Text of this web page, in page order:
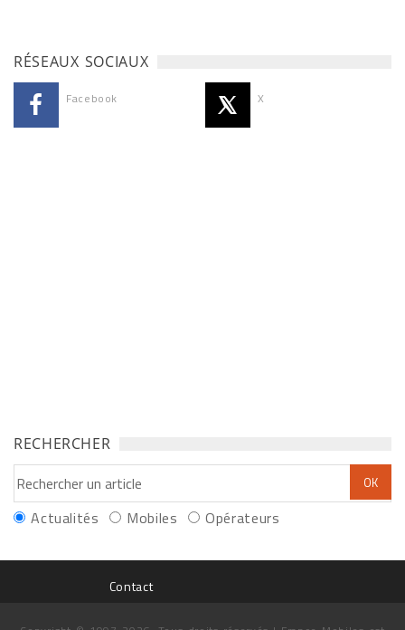
RÉSEAUX SOCIAUX
Facebook X
RECHERCHER
Actualités Mobiles Opérateurs
Contact